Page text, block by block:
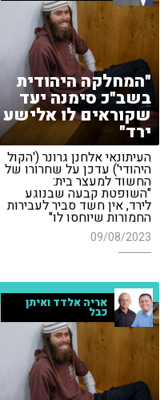
"המחלקה היהודית
בשב"כ סימנה יעד
שקוראים לו אלישע
ירד"
העיתונאי אלחנן גרונר ('הקול
היהודי') עדכן על שחרורו של
החשוד למעצר בית:
"השופטת קבעה שבנוגע
לירד, אין חשד סביר לעבירות
החמורות שיוחסו לו"
09/08/2023
אריה אלדד ואיתן
כבל